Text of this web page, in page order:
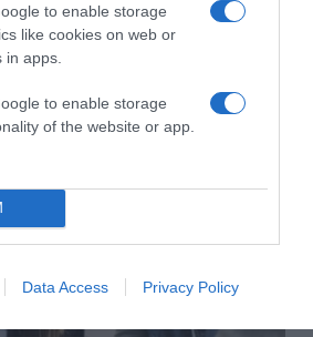
to enable storage
like cookies on web or
apps.
to enable storage
of the website or app.
Data Access Privacy Policy
kalandozott